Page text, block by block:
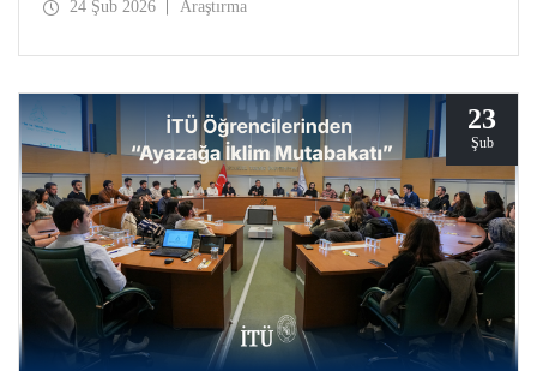
24 Şub 2026 Araştırma
23
Şub